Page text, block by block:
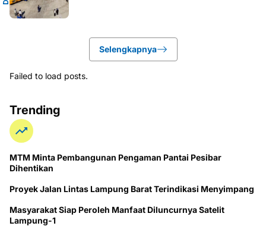
Selengkapnya
Failed to load posts.
Trending
MTM Minta Pembangunan Pengaman Pantai Pesibar
Dihentikan
Proyek Jalan Lintas Lampung Barat Terindikasi Menyimpang
Masyarakat Siap Peroleh Manfaat Diluncurnya Satelit
Lampung-1